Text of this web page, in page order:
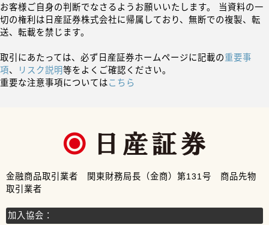
お客様ご自身の判断でなさるようお願いいたします。 当資料の一
切の権利は日産証券株式会社に帰属しており、無断での複製、転
送、転載を禁じます。
取引にあたっては、必ず日産証券ホームページに記載の重要事
項、 リスク説明等をよくご確認ください。
重要な注意事項についてはこちら
金融商品取引業者 関東財務局長（金商）第131号 商品先物
取引業者
加入協会：